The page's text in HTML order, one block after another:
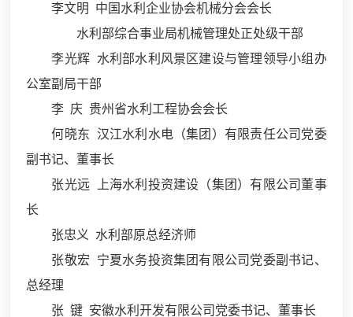
李文明 中国水利企业协会机械分会会长
水利部综合事业局机械管理处正处级干部
李光辉 水利部水利风景区建设与管理领导小组办
公室副局干部
李 庆 贵州省水利工程协会会长
何晓东 汉江水利水电（集团）有限责任公司党委
副书记、董事长
张光远 上海水利投资建设（集团）有限公司董事
长
张忠义 水利部原总经济师
张敬宏 宁夏水务投资集团有限公司党委副书记、
总经理
张 键 安徽水利开发有限公司党委书记、董事长